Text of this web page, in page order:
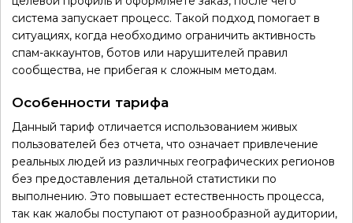
система запускает процесс. Такой подход помогает в
ситуациях, когда необходимо ограничить активность
спам-аккаунтов, ботов или нарушителей правил
сообщества, не прибегая к сложным методам.
Особенности тарифа
Данный тариф отличается использованием живых
пользователей без отчета, что означает привлечение
реальных людей из различных географических регионов
без предоставления детальной статистики по
выполнению. Это повышает естественность процесса,
так как жалобы поступают от разнообразной аудитории,